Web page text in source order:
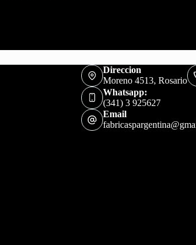
Direccion
Moreno 4513, Rosario
Whatsapp:
(341) 3 925627
Email